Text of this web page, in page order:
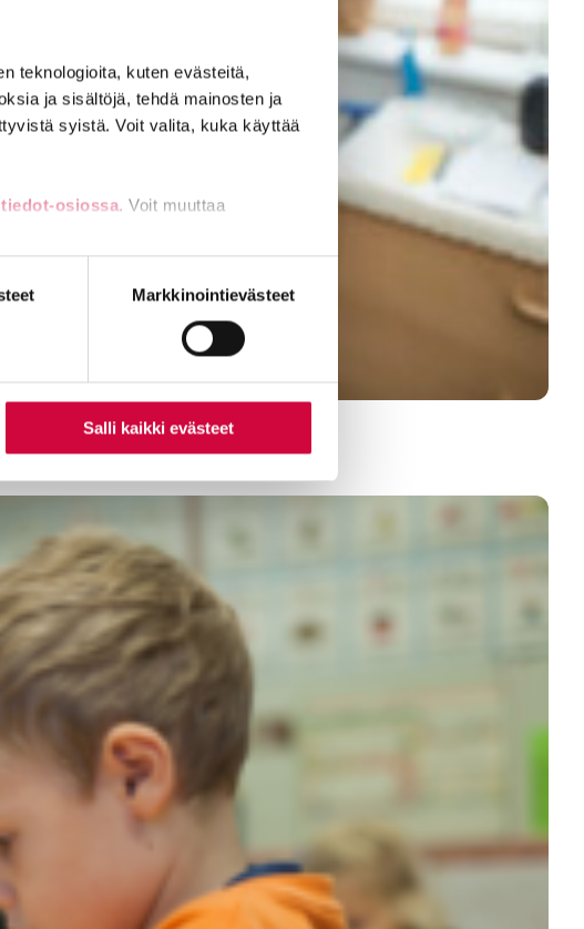
teknologioita, kuten evästeitä,
ja sisältöjä, tehdä mainosten ja
syistä. Voit valita, kuka käyttää
tiedot-osiossa. Voit muuttaa
tilastointi- tai
Markkinointievästeet
Salli kaikki evästeet